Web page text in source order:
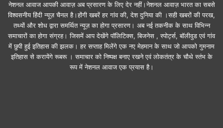
नेशनल आवाज आपकी आवाज़ अब प्रसारण के लिए देर नहीं।नेशनल आवाज़ भारत का सबसे
विश्वसनीय हिंदी न्यूज़ चैनल है।होंगी खबरें हर गांव की, देश दुनिया की ।सही खबरों की परख,
तथ्यों और शोध द्वारा समर्थित न्यूज़ का होगा प्रसारण। अब नई तकनीक के साथ विभिन्न
समाचारों का होगा संग्रह। जिसमें आप देखेंगे पॉलिटिक्स, बिजनेस , स्पोर्ट्स, बॉलीवुड एवं गांव
में छुपी हुई इतिहास की झलक। हर सप्ताह मिलेंगे एक नए मेहमान के साथ जो आपको गुमनाम
इतिहास से करायेंगे रूबरू । समाचार को निष्पक्ष बनाए रखने एवं लोकतंत्र के चौथे स्तंभ के
रूप में नेशनल आवाज एक प्रयास है।